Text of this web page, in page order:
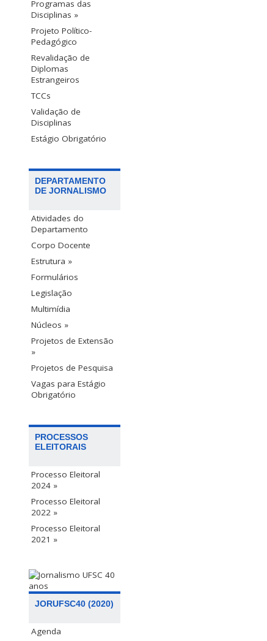
Programas das
Disciplinas »
Projeto Político-
Pedagógico
Revalidação de
Diplomas
Estrangeiros
TCCs
Validação de
Disciplinas
Estágio Obrigatório
DEPARTAMENTO
DE JORNALISMO
Atividades do
Departamento
Corpo Docente
Estrutura »
Formulários
Legislação
Multimídia
Núcleos »
Projetos de Extensão
»
Projetos de Pesquisa
Vagas para Estágio
Obrigatório
PROCESSOS
ELEITORAIS
Processo Eleitoral
2024 »
Processo Eleitoral
2022 »
Processo Eleitoral
2021 »
JORUFSC40 (2020)
Agenda